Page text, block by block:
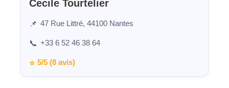
Cecile Tourtelier
📌 47 Rue Littré, 44100 Nantes
📞 +33 6 52 46 38 64
⭐ 5/5 (8 avis)